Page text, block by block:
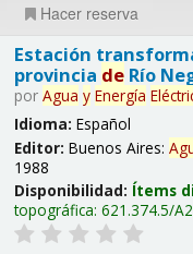
Hacer reserva
Estación
provincia deRío
por Agua y Energía
Idioma: Español
Editor: Buenos Aires:
1988
Disponibilidad: Ítems
topográfica: 621.374.5/